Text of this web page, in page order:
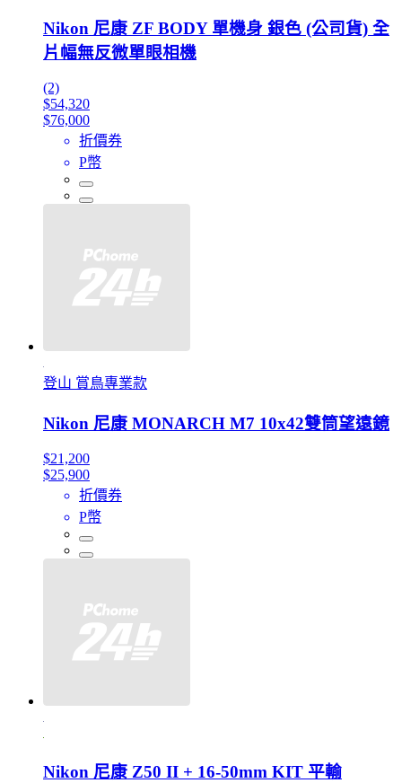
Nikon 尼康 ZF BODY 單機身 銀色 (公司貨) 全
片幅無反微單眼相機
(2)
$54,320
$76,000
折價券
P幣
登山 賞鳥專業款
Nikon 尼康 MONARCH M7 10x42雙筒望遠鏡
$21,200
$25,900
折價券
P幣
Nikon 尼康 Z50 II + 16-50mm KIT 平輸